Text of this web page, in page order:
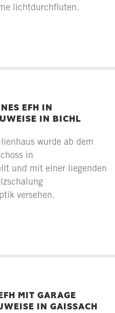
lichtdurchfluten.
EFH IN
IN BICHL
wurde ab dem
in
und mit einer liegenden
versehen.
MIT GARAGE
IN GAISSACH